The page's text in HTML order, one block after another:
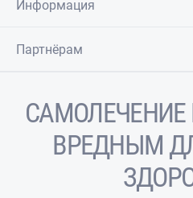
Информация
Партнёрам
ВРЕДНЫМ